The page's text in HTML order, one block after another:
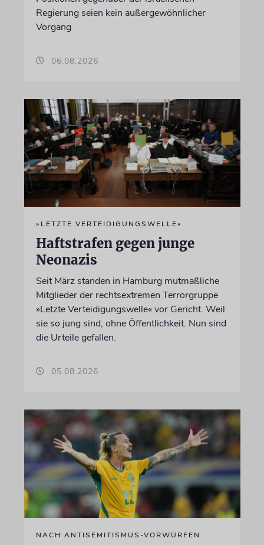
Regierung seien kein außergewöhnlicher
Vorgang
06.08.2026
»LETZTE VERTEIDIGUNGSWELLE«
Haftstrafen gegen junge
Neonazis
Seit März standen in Hamburg mutmaßliche
Mitglieder der rechtsextremen Terrorgruppe
»Letzte Verteidigungswelle« vor Gericht. Weil
sie so jung sind, ohne Öffentlichkeit. Nun sind
die Urteile gefallen.
05.08.2026
NACH ANTISEMITISMUS-VORWÜRFEN